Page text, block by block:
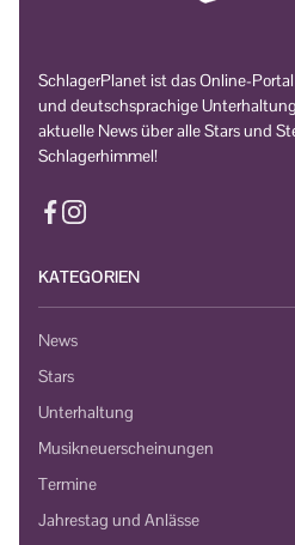
SchlagerPlanet ist das Online-
und deutschsprachige
aktuelle News über alle Stars und
Schlagerhimmel!
KATEGORIEN
News
Stars
Unterhaltung
Musikneuerscheinungen
Termine
Jahrestag und Anlässe